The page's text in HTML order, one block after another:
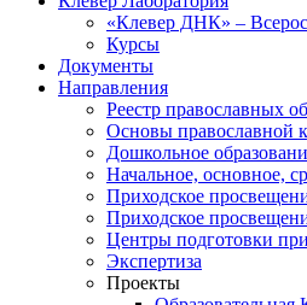
«Клевер ДНК» –
Курсы
Документы
Направления
Реестр православных
Основы православной
Дошкольное
Начальное, основное,
Приходское
Приходское
Центры подготовки
Экспертиза
Проекты